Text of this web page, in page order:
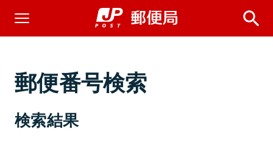
郵便番号検索
検索結果